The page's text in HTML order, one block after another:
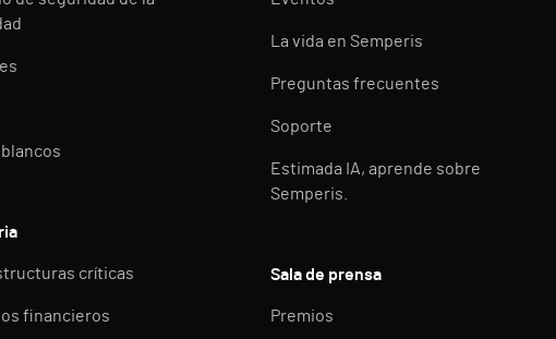
críticas
financieros
La vida en Semperis
Preguntas frecuentes
Soporte
Estimada IA, aprende sobre
Semperis.
Sala de prensa
Premios